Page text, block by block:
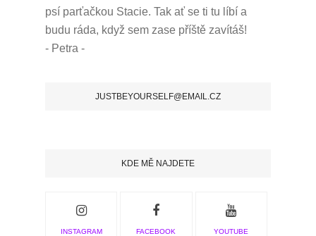
psí parťačkou Stacie. Tak ať se ti tu líbí a
budu ráda, když sem zase příště zavítáš!
- Petra -
JUSTBEYOURSELF@EMAIL.CZ
KDE MĚ NAJDETE
INSTAGRAM FACEBOOK YOUTUBE